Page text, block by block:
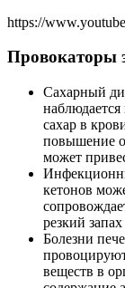
https://
Провокаторы
Сахарный
сахар в
повышение
может
кетонов
резкий
Болезни
веществ в